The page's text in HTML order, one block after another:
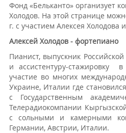
Фонд «Бельканто» организует
Холодов. На этой странице
г. с участием Алексея Холодова
Алексей Холодов - фортепиано
Пианист, выпускник
и ассистентуру-стажировку
участие во многих
Украине, Италии где
с Государственным
Телерадиокомпании
с сольными и камерными
Германии, Австрии, Италии.